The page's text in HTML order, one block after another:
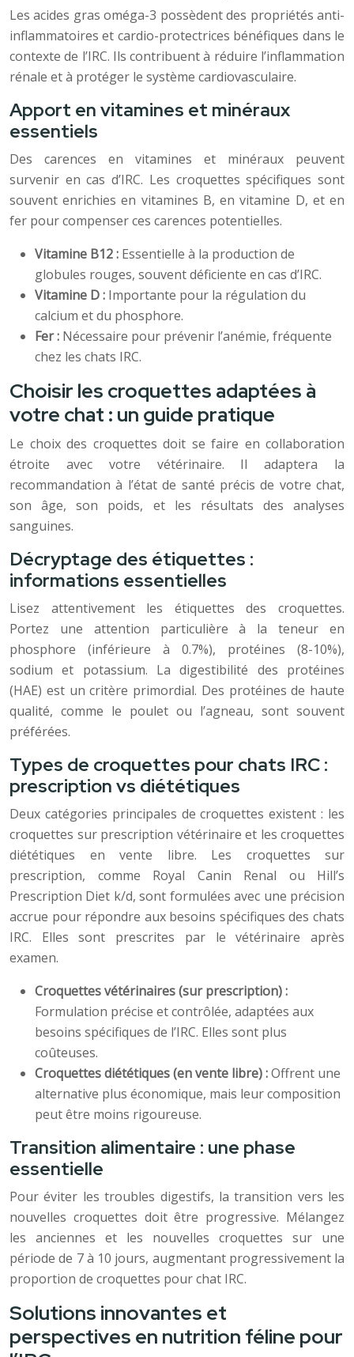
Les acides gras oméga-3 possèdent des propriétés anti-
inflammatoires et cardio-protectrices bénéfiques dans le
contexte de l’IRC. Ils contribuent à réduire l’inflammation
rénale et à protéger le système cardiovasculaire.
Apport en vitamines et minéraux
essentiels
Des carences en vitamines et minéraux peuvent
survenir en cas d’IRC. Les croquettes spécifiques sont
souvent enrichies en vitamines B, en vitamine D, et en
fer pour compenser ces carences potentielles.
Vitamine B12 : Essentielle à la production de
globules rouges, souvent déficiente en cas d’IRC.
Vitamine D : Importante pour la régulation du
calcium et du phosphore.
Fer : Nécessaire pour prévenir l’anémie, fréquente
chez les chats IRC.
Choisir les croquettes adaptées à
votre chat : un guide pratique
Le choix des croquettes doit se faire en collaboration
étroite avec votre vétérinaire. Il adaptera la
recommandation à l’état de santé précis de votre chat,
son âge, son poids, et les résultats des analyses
sanguines.
Décryptage des étiquettes :
informations essentielles
Lisez attentivement les étiquettes des croquettes.
Portez une attention particulière à la teneur en
phosphore (inférieure à 0.7%), protéines (8-10%),
sodium et potassium. La digestibilité des protéines
(HAE) est un critère primordial. Des protéines de haute
qualité, comme le poulet ou l’agneau, sont souvent
préférées.
Types de croquettes pour chats IRC :
prescription vs diététiques
Deux catégories principales de croquettes existent : les
croquettes sur prescription vétérinaire et les croquettes
diététiques en vente libre. Les croquettes sur
prescription, comme Royal Canin Renal ou Hill’s
Prescription Diet k/d, sont formulées avec une précision
accrue pour répondre aux besoins spécifiques des chats
IRC. Elles sont prescrites par le vétérinaire après
examen.
Croquettes vétérinaires (sur prescription) :
Formulation précise et contrôlée, adaptées aux
besoins spécifiques de l’IRC. Elles sont plus
coûteuses.
Croquettes diététiques (en vente libre) :Offrent une
alternative plus économique, mais leur composition
peut être moins rigoureuse.
Transition alimentaire : une phase
essentielle
Pour éviter les troubles digestifs, la transition vers les
nouvelles croquettes doit être progressive. Mélangez
les anciennes et les nouvelles croquettes sur une
période de 7 à 10 jours, augmentant progressivement la
proportion de croquettes pour chat IRC.
Solutions innovantes et
perspectives en nutrition féline pour